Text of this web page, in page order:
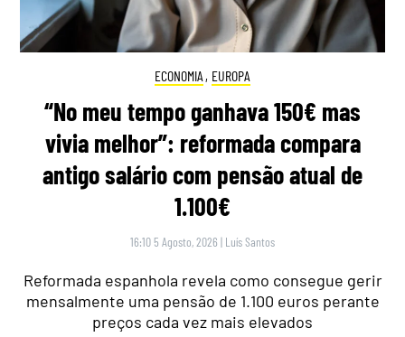
ECONOMIA , EUROPA
“No meu tempo ganhava 150€ mas
vivia melhor”: reformada compara
antigo salário com pensão atual de
1.100€
16:10 5 Agosto, 2026 | Luís Santos
Reformada espanhola revela como consegue gerir
mensalmente uma pensão de 1.100 euros perante
preços cada vez mais elevados